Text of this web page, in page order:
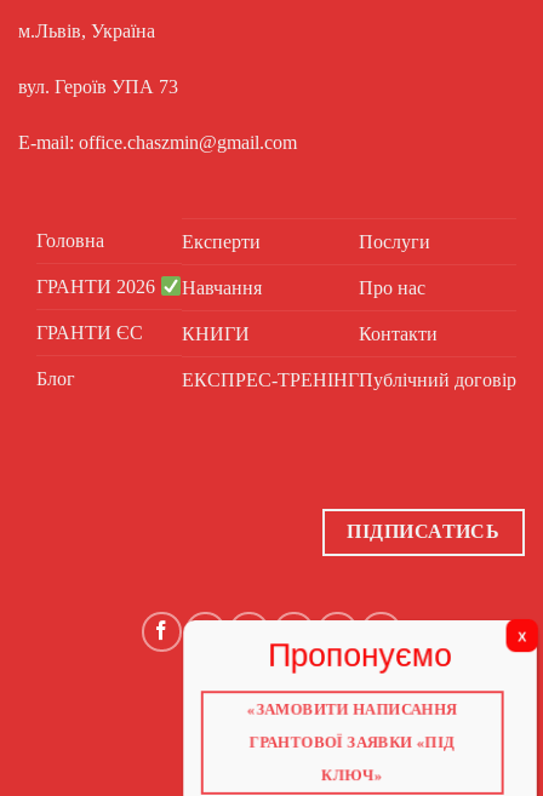
м.Львів, Україна
вул. Героїв УПА 73
E-mail: office.chaszmin@gmail.com
Головна
ГРАНТИ 2026
ГРАНТИ ЄС
Блог
Експерти
Навчання
КНИГИ
ЕКСПРЕС-ТРЕНІНГ
Послуги
Про нас
Контакти
Публічний договір
ПІДПИСАТИСЬ
ГОЛОВНА
ПРО НАС
ГРАНТИ 2026
«ЗАМОВИТИ НАПИСАННЯ
ГРАНТОВОЇ ЗАЯВКИ «ПІД
КЛЮЧ»